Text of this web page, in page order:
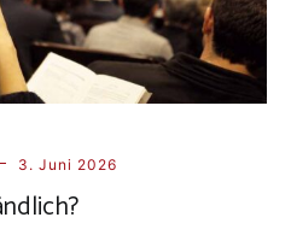
3. Juni 2026